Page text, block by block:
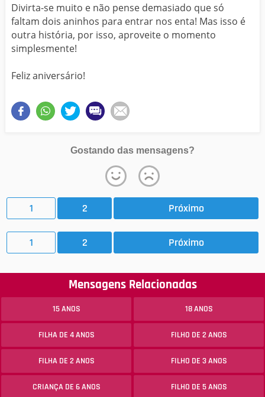
Divirta-se muito e não pense demasiado que só
faltam dois aninhos para entrar nos enta! Mas isso é
outra história, por isso, aproveite o momento
simplesmente!
Feliz aniversário!
Gostando das mensagens?
1 2 Próximo
1 2 Próximo
Mensagens Relacionadas
15 ANOS 18 ANOS
FILHA DE 4 ANOS FILHO DE 2 ANOS
FILHA DE 2 ANOS FILHO DE 3 ANOS
CRIANÇA DE 6 ANOS FILHO DE 5 ANOS